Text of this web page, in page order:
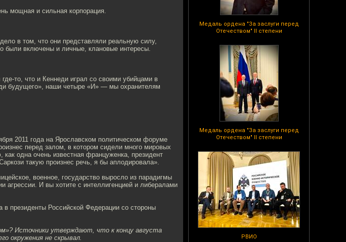
Медаль ордена "За заслуги перед
Отечеством" II степени
Медаль ордена "За заслуги перед
Отечеством" II степени
РВИО
мощная и сильная корпорация.
в том, что они представляли реальную силу,
были включены и личные, клановые интересы.
то, что и Кеннеди играл со своими убийцами в
будущего», наши четыре «И» — мы охранителям
2011 года на Ярославском политическом форуме
перед залом, в котором сидели много мировых
одна очень известная француженка, президент
такую произнес речь, я бы аплодировала».
военное, государство выросло из парадигмы
агрессии. И вы хотите с интеллигенцией и либералами
в президенты Российской Федерации со стороны
Источники утверждают, что к концу августа
окружения не скрывал.